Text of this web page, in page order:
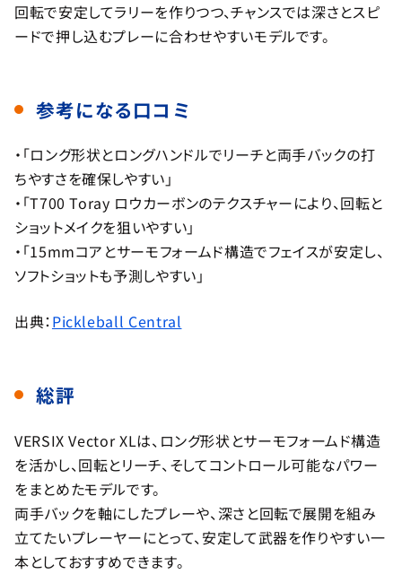
回転で安定してラリーを作りつつ、チャンスでは深さとスピ
ードで押し込むプレーに合わせやすいモデルです。
参考になる口コミ
・「ロング形状とロングハンドルでリーチと両手バックの打
ちやすさを確保しやすい」
・「T700 Toray ロウカーボンのテクスチャーにより、回転と
ショットメイクを狙いやすい」
・「15mmコアとサーモフォームド構造でフェイスが安定し、
ソフトショットも予測しやすい」
出典：Pickleball Central
総評
VERSIX Vector XLは、ロング形状とサーモフォームド構造
を活かし、回転とリーチ、そしてコントロール可能なパワー
をまとめたモデルです。
両手バックを軸にしたプレーや、深さと回転で展開を組み
立てたいプレーヤーにとって、安定して武器を作りやすい一
本としておすすめできます。